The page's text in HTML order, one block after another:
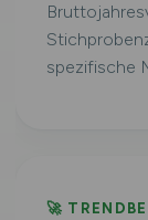
spezifische
🚀